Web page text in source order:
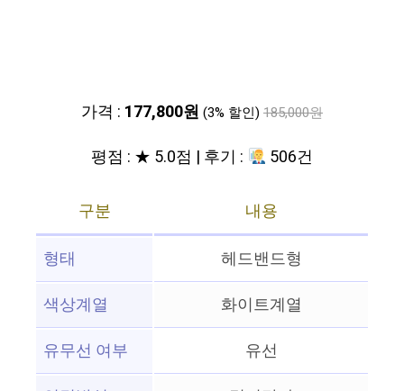
가격 : 177,800원 (3% 할인) 185,000원
평점 : ★ 5.0점 | 후기 : 506건
구분
내용
형태
헤드밴드형
색상계열
화이트계열
유무선 여부
유선